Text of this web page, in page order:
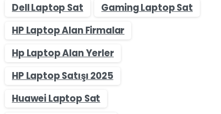
Dell Laptop Sat
Gaming Laptop Sat
HP Laptop Alan Firmalar
Hp Laptop Alan Yerler
HP Laptop Satışı 2025
Huawei Laptop Sat